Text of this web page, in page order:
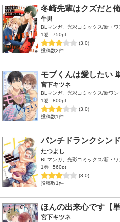
冬崎先輩はクズだと
牛男
BLマンガ、光彩コミックス/新・
1巻
750pt
(3.0)
投稿数2件
モブくんは愛したい
宮下キツネ
BLマンガ、光彩コミックス/新ワ
1巻
800pt
(3.0)
投稿数1件
パンチドランクシン
たつよし
BLマンガ、光彩コミックス/新・
1巻
560pt
(3.0)
投稿数1件
ほんの出来心です【
宮下キツネ